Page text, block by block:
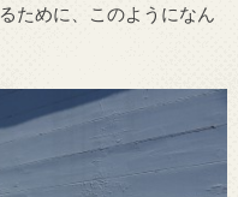
ために、このようになん